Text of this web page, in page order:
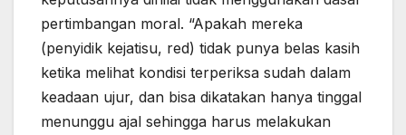
pertimbangan moral. “Apakah mereka
(penyidik kejatisu, red) tidak punya belas kasih
ketika melihat kondisi terperiksa sudah dalam
keadaan ujur, dan bisa dikatakan hanya tinggal
menunggu ajal sehingga harus melakukan